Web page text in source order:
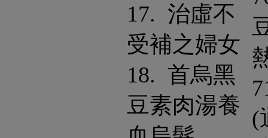
17. 治虛不
受補之婦女
18. 首烏黑
豆素肉湯養
(